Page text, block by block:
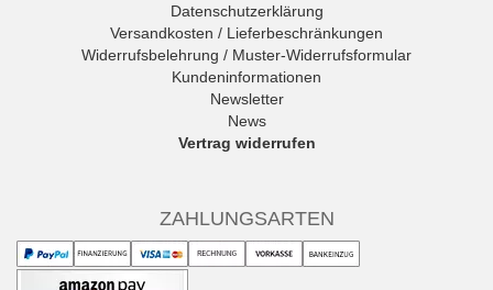
Datenschutzerklärung
Versandkosten / Lieferbeschränkungen
Widerrufsbelehrung / Muster-Widerrufsformular
Kundeninformationen
Newsletter
News
Vertrag widerrufen
ZAHLUNGSARTEN